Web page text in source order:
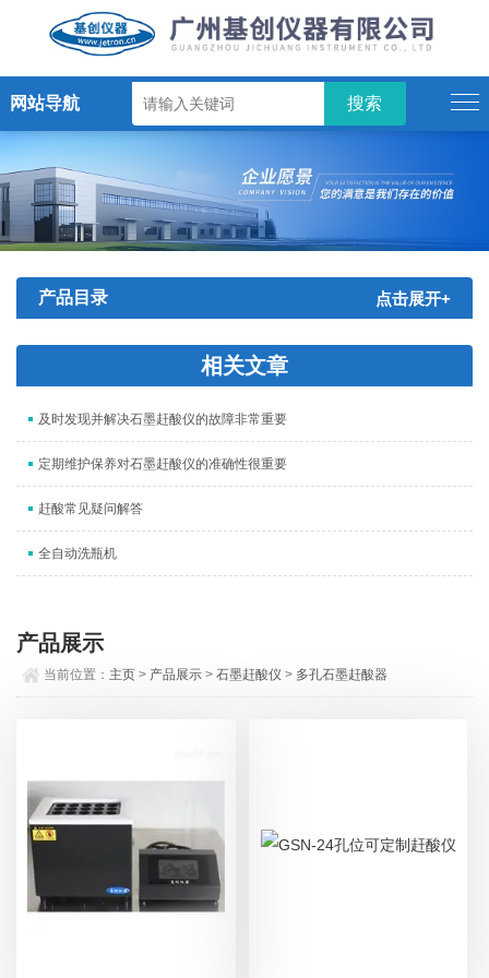
网站导航
产品目录 点击展开+
相关文章
及时发现并解决石墨赶酸仪的故障非常重要
定期维护保养对石墨赶酸仪的准确性很重要
赶酸常见疑问解答
全自动洗瓶机
产品展示
当前位置： 主页 > 产品展示 >石墨赶酸仪 > 多孔石墨赶酸器